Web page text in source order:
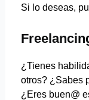
Si lo deseas,
¿Tienes
otros? ¿Sabes
¿Eres buen@